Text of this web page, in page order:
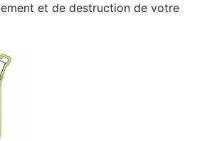
et de destruction de votre